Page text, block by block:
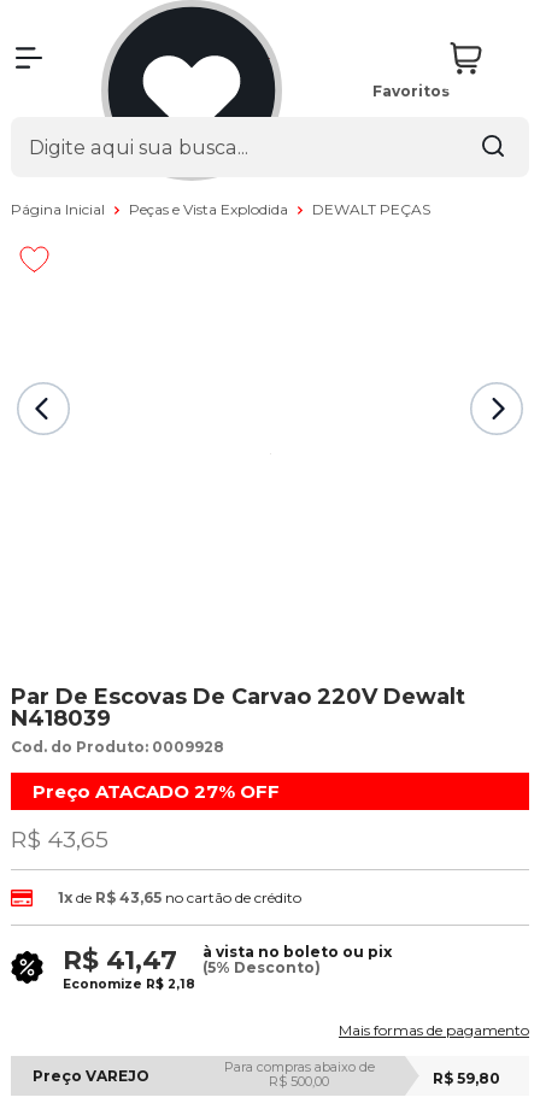
Favoritos
Página Inicial Peças e Vista Explodida DEWALT PEÇAS
Par De Escovas De Carvao 220V Dewalt
N418039
Cod. do Produto: 0009928
Preço ATACADO 27% OFF
R$ 43,65
1xde R$ 43,65 no cartão de crédito
R$ 41,47
à vista no boleto ou pix
(5% Desconto)
Economize R$ 2,18
Mais formas de pagamento
Preço VAREJO
Para compras abaixo de
R$ 500,00
R$ 59,80